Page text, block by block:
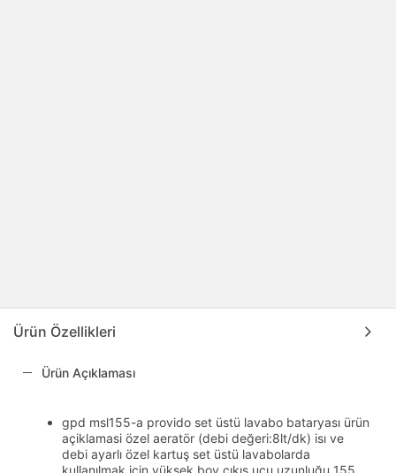
Ürün Özellikleri
Ürün Açıklaması
gpd msl155-a provido set üstü lavabo bataryası ürün
açiklamasi özel aeratör (debi değeri:8lt/dk) isı ve
debi ayarlı özel kartuş set üstü lavabolarda
kullanılmak için yüksek boy çıkış ucu uzunluğu 155